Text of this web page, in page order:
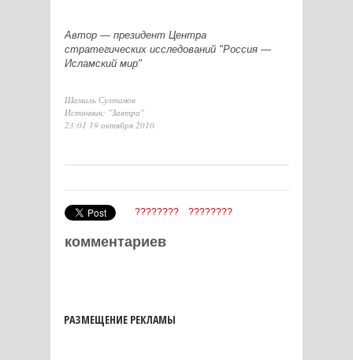
Автор — президент Центра
стратегических исследований "Россия —
Исламский мир"
Шамиль Султанов
Источник: "Завтра"
23:01 19 октября 2010
???????? ????????
комментариев
РАЗМЕЩЕНИЕ РЕКЛАМЫ